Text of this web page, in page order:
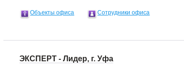
Объекты офиса Сотрудники офиса
ЭКСПЕРТ - Лидер, г. Уфа